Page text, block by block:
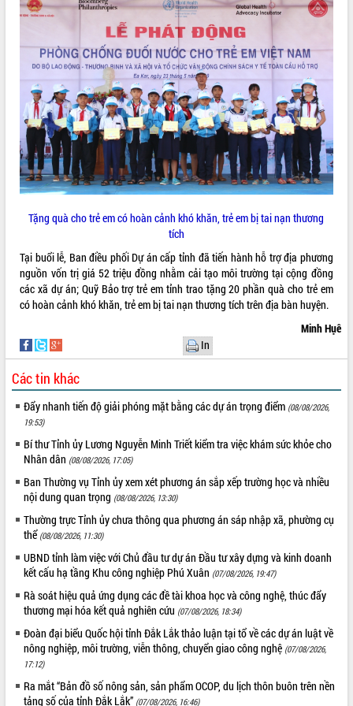
Hội thảo khoa học “Giải pháp thúc đẩy
phát triển nền kinh tế xanh tại tỉnh
Đắk Lắk”
Tăng cường giám sát, đôn đốc thực
hiện nhiệm vụ quản lý tài sản công
hàng tuần
Tháo gỡ những vướng mắc, đẩy mạnh
công tác cải cách thủ tục hành chính
tại Trung tâm Phục vụ hành chính
công tỉnh
Đắk Lắk: Tôn vinh 46 giải pháp tại Hội
Đắk Lắk rà soát, điều chỉnh Đề án 190
Phó Chủ tịch UBND tỉnh Đắk Lắk
Trương Công Thái kiểm tra thực địa
Dự án cao tốc Khánh Hòa - Buôn Ma
Thuột
sản sống” trong dòng chảy toàn cầu
Xây dựng nông thôn mới: Nâng cao đời
sống người dân từ những mô hình thiết
thực
Quyết liệt tháo gỡ vướng mắc, đẩy
nhanh tiến độ các dự án trọng điểm
trong Khu kinh tế Nam Phú Yên
Hòn Yến phát triển du lịch gắn với bảo
tồn biển
Lấy ý kiến điều chỉnh Quy hoạch tỉnh
Đắk Lắk thời kỳ 2021-2030, tầm nhìn
đến năm 2050
giải phóng mặt bằng Tuyến đường bộ
ven biển
Đắk Lắk nỗ lực thúc đẩy tăng trưởng
kinh tế từ 10% trở lên trong Quý
II/2026
Đắk Lắk ký kết thỏa thuận hợp tác về
chuyển đổi số giai đoạn 2026 – 2030
với Tập đoàn Bưu chính Viễn thông
Việt Nam
Tặng quà cho trẻ em có hoàn cảnh khó khăn, trẻ em bị tai nạn thương
tích
Tại buổi lễ, Ban điều phối Dự án cấp tỉnh đã tiến hành hỗ trợ địa phương
nguồn vốn trị giá 52 triệu đồng nhằm cải tạo môi trường tại cộng đồng
các xã dự án; Quỹ Bảo trợ trẻ em tỉnh trao tặng 20 phần quà cho trẻ em
có hoàn cảnh khó khăn, trẻ em bị tai nạn thương tích trên địa bàn huyện.
Minh Hụê
In
Các tin khác
Đẩy nhanh tiến độ giải phóng mặt bằng các dự án trọng điểm (08/08/2026,
19:53)
Bí thư Tỉnh ủy Lương Nguyễn Minh Triết kiểm tra việc khám sức khỏe cho
Nhân dân (08/08/2026, 17:05)
Ban Thường vụ Tỉnh ủy xem xét phương án sắp xếp trường học và nhiều
nội dung quan trọng (08/08/2026, 13:30)
Thường trực Tỉnh ủy chưa thông qua phương án sáp nhập xã, phường cụ
thể (08/08/2026, 11:30)
UBND tỉnh làm việc với Chủ đầu tư dự án Đầu tư xây dựng và kinh doanh
kết cấu hạ tầng Khu công nghiệp Phú Xuân (07/08/2026, 19:47)
Rà soát hiệu quả ứng dụng các đề tài khoa học và công nghệ, thúc đẩy
thương mại hóa kết quả nghiên cứu (07/08/2026, 18:34)
Đoàn đại biểu Quốc hội tỉnh Đắk Lắk thảo luận tại tổ về các dự án luật về
nông nghiệp, môi trường, viễn thông, chuyển giao công nghệ (07/08/2026,
17:12)
Ra mắt “Bản đồ số nông sản, sản phẩm OCOP, du lịch thôn buôn trên nền
tảng số của tỉnh Đắk Lắk” (07/08/2026, 16:46)